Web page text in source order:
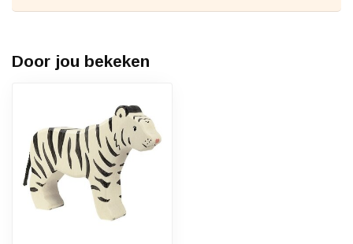
Door jou bekeken